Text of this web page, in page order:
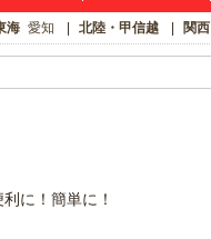
海 愛知 北陸・甲信越 関西